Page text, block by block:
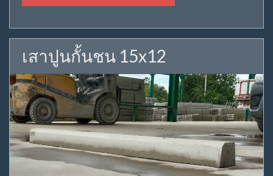
เสาปูนกั้นชน 15x12